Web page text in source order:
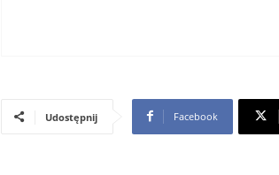
Udostępnij Facebook